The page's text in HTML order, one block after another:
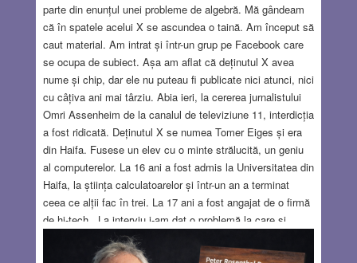
parte din enunțul unei probleme de algebră. Mă gândeam
că în spatele acelui X se ascundea o taină. Am început să
caut material. Am intrat și într-un grup pe Facebook care
se ocupa de subiect. Așa am aflat că deținutul X avea
nume și chip, dar ele nu puteau fi publicate nici atunci, nici
cu câțiva ani mai târziu. Abia ieri, la cererea jurnalistului
Omri Assenheim de la canalul de televiziune 11, interdicția
a fost ridicată. Deținutul X se numea Tomer Eiges și era
din Haifa. Fusese un elev cu o minte strălucită, un geniu
al computerelor. La 16 ani a fost admis la Universitatea din
Haifa, la știința calculatoarelor și într-un an a terminat
ceea ce alții fac în trei. La 17 ani a fost angajat de o firmă
de hi-tech. „La interviu i-am dat o problemă la care și
ingineri cu experiență transpiră și a rezolvat-o cât ai bate
din palme. Ca să mă conving, i-am dat încă una. A